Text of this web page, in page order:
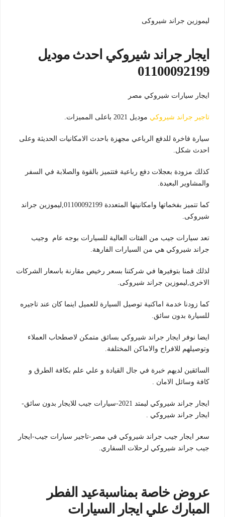
ليموزين جراند شيروكى
ايجار جراند شيروكي احدث موديل
01100092199
ايجار سيارات شيروكي مصر
تاجير جراند شيروكي موديل 2021 باعلى المميزات.
سيارة فاخرة للدفع الرباعي مجهزة باحدث الامكانيات الحديثة وعلى
احدث شكل.
كذلك مزودة بعجلات دفع رباعية فتتميز بالقوة والصلابة في السفر
والمشاوير البعيدة.
كما تتميز بفخماتها وامكانيتها المتعددة 01100092199,ليموزين جراند
شيروكى.
تعد سيارات جيب من الفئات العالية للسيارات بوجه عام وجيب
جراند شيروكي هي من السيارات الفارهة.
لذلك قمنا بتوفيرها في شركتنا بسعر رخيص مقارنة باسعار الشركات
الاخرى,ليموزين جراند شيروكى.
كما زودنا خدمة اماكنية توصيل السيارة للعميل اينما كان عند تاجيره
للسيارة بدون سائق.
ايضا نوفر ايجار جراند شيروكي بسائق متمكن لاصطحاب العملاء
وتوصيلهم للافراح والاماكن المختلفة.
السائقين لديهم خبرة في جال القيادة و علي علم بكافة الطرق و
كافة وسائل الامان .
ايجار جراند شيروكي ليمتد 2021-سيارات جيب للايجار بدون سائق-
ايجار جراند شيروكي .
سعر ايجار جيب جراند شيروكي في مصر-تاجير سيارات جيب-ايجار
جيب جراند شيروكي لرحلات السفاري.
عروض خاصة بمناسبةعيد الفطر
المبارك علي ايجار السيارات